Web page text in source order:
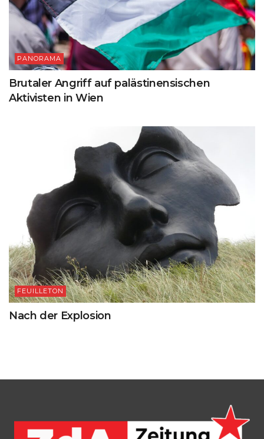
PANORAMA
Brutaler Angriff auf palästinensischen
Aktivisten in Wien
FEUILLETON
Nach der Explosion